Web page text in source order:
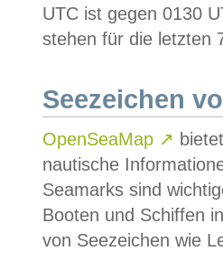
UTC ist gegen 0130
stehen für die letzten
Seezeichen
OpenSeaMap ↗
nautische
Seamarks sind
Booten und Schiffen
von Seezeichen wie